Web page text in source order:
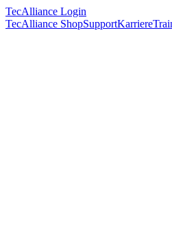
TecAlliance Login
TecAlliance ShopSupportKarriere